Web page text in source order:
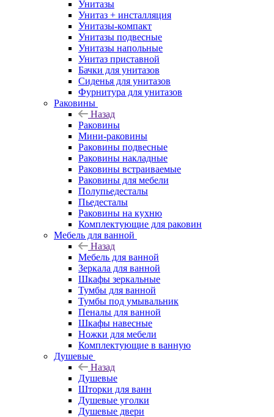
Унитазы
Унитаз + инсталляция
Унитазы-компакт
Унитазы подвесные
Унитазы напольные
Унитаз приставной
Бачки для унитазов
Сиденья для унитазов
Фурнитура для унитазов
Раковины
Назад
Раковины
Мини-раковины
Раковины подвесные
Раковины накладные
Раковины встраиваемые
Раковины для мебели
Полупьедесталы
Пьедесталы
Раковины на кухню
Комплектующие для раковин
Мебель для ванной
Назад
Мебель для ванной
Зеркала для ванной
Шкафы зеркальные
Тумбы для ванной
Тумбы под умывальник
Пеналы для ванной
Шкафы навесные
Ножки для мебели
Комплектующие в ванную
Душевые
Назад
Душевые
Шторки для ванн
Душевые уголки
Душевые двери